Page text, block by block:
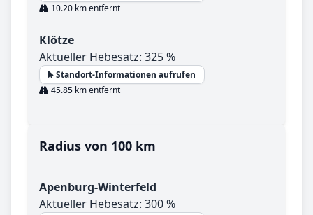
10.20 km entfernt
Klötze
Aktueller Hebesatz: 325 %
Standort-Informationen aufrufen
45.85 km entfernt
Radius von 100 km
Apenburg-Winterfeld
Aktueller Hebesatz: 300 %